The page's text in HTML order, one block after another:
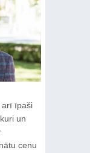
arī īpaši
un
cenu